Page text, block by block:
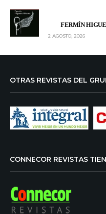
FERMÍN
2 AGOSTO, 2026
OTRAS REVISTAS DEL
CONNECOR REVISTAS